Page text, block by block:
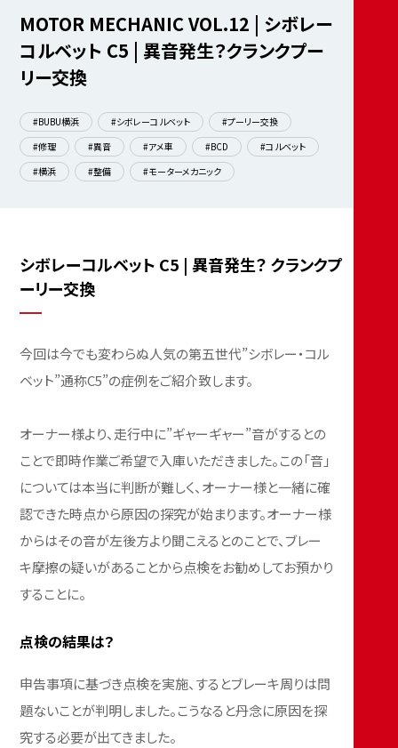
MOTOR MECHANIC VOL.12 | シボレー
コルベット C5 | 異音発生？クランクプー
リー交換
#BUBU横浜 #シボレーコルベット
#プーリー交換
#修理
#異音 #アメ車 #BCD
#コルベット
#横浜
#整備 #モーターメカニック
シボレーコルベット C5 | 異音発生？ クランクプ
ーリー交換
今回は今でも変わらぬ人気の第五世代”シボレー・コル
ベット”通称C5”の症例をご紹介致します。
オーナー様より、走行中に”ギャーギャー”音がするとの
ことで即時作業ご希望で入庫いただきました。この「音」
については本当に判断が難しく、オーナー様と一緒に確
認できた時点から原因の探究が始まります。オーナー様
からはその音が左後方より聞こえるとのことで、ブレー
キ摩擦の疑いがあることから点検をお勧めしてお預かり
することに。
点検の結果は？
申告事項に基づき点検を実施、するとブレーキ周りは問
題ないことが判明しました。こうなると丹念に原因を探
究する必要が出てきました。